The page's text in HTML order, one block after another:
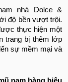
nhà Dolce &
độ bền vượt trội.
thực hiện một
trang bị thêm lớp
sự mềm mại và